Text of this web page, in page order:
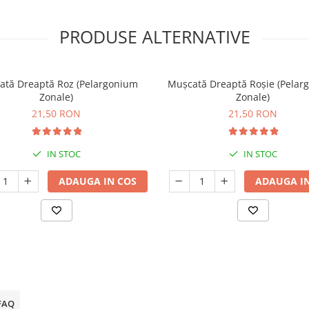
PRODUSE ALTERNATIVE
Dreaptă Roz (Pelargonium
Zonale)
21,50 RON
IN STOC
ADAUGA IN COS
Mușcată Dreaptă Roșie
Zonale)
21,50 RON
IN STOC
ADAUGA